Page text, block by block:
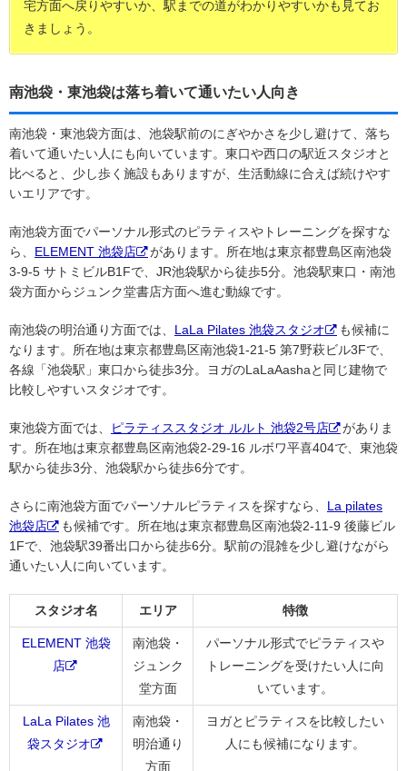
宅方面へ戻りやすいか、駅までの道がわかりやすいかも見てお
きましょう。
南池袋・東池袋は落ち着いて通いたい人向き
南池袋・東池袋方面は、池袋駅前のにぎやかさを少し避けて、落ち
着いて通いたい人にも向いています。東口や西口の駅近スタジオと
比べると、少し歩く施設もありますが、生活動線に合えば続けやす
いエリアです。
南池袋方面でパーソナル形式のピラティスやトレーニングを探すな
ら、 ELEMENT 池袋店
があります。所在地は東京都豊島区南池袋
3-9-5 サトミビルB1Fで、JR池袋駅から徒歩5分。池袋駅東口・南池
袋方面からジュンク堂書店方面へ進む動線です。
南池袋の明治通り方面では、 LaLa Pilates 池袋スタジオ
も候補に
なります。所在地は東京都豊島区南池袋1-21-5 第7野萩ビル3Fで、
各線「池袋駅」東口から徒歩3分。ヨガのLaLaAashaと同じ建物で
比較しやすいスタジオです。
東池袋方面では、 ピラティススタジオ ルルト 池袋2号店
がありま
す。所在地は東京都豊島区南池袋2-29-16 ルボワ平喜404で、東池袋
駅から徒歩3分、池袋駅から徒歩6分です。
さらに南池袋方面でパーソナルピラティスを探すなら、 La pilates
池袋店
も候補です。所在地は東京都豊島区南池袋2-11-9 後藤ビル
1Fで、池袋駅39番出口から徒歩6分。駅前の混雑を少し避けながら
通いたい人に向いています。
スタジオ名 エリア 特徴
ELEMENT 池袋
店
南池袋・
ジュンク
堂方面
パーソナル形式でピラティスや
トレーニングを受けたい人に向
いています。
LaLa Pilates 池
袋スタジオ
南池袋・
明治通り
方面
ヨガとピラティスを比較したい
人にも候補になります。